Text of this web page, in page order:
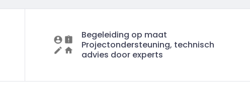
Begeleiding op maat
Projectondersteuning, technisch
advies door experts